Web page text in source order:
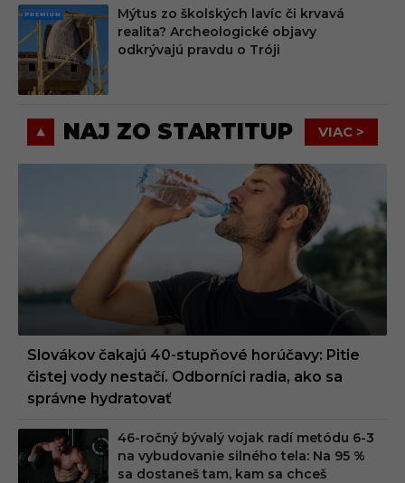
PRE
MIU
M
Mýtus zo školských lavíc či krvavá
realita? Archeologické objavy
odkrývajú pravdu o Tróji
NAJ ZO STARTITUP VIAC >
Slovákov čakajú 40-stupňové horúčavy: Pitie
čistej vody nestačí. Odborníci radia, ako sa
správne hydratovať
46-ročný bývalý vojak radí metódu 6-3
na vybudovanie silného tela: Na 95 %
sa dostaneš tam, kam sa chceš